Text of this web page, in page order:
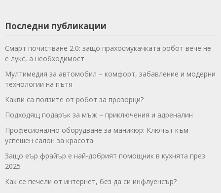
Последни публикации
Смарт почистване 2.0: защо прахосмукачката робот вече не
е лукс, а необходимост
Мултимедия за автомобил – комфорт, забавление и модерни
технологии на пътя
Какви са ползите от робот за прозорци?
Подходящ подарък за мъж – приключения и адреналин
Професионално оборудване за маникюр: Ключът към
успешен салон за красота
Защо еър фрайър е най-добрият помощник в кухнята през
2025
Как се печели от интернет, без да си инфлуенсър?